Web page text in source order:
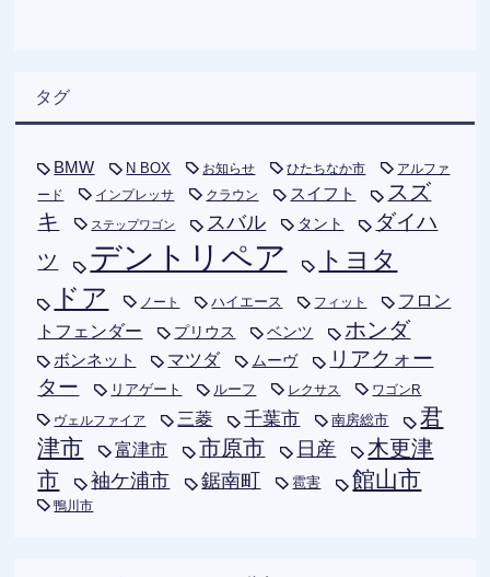
タグ
BMW N BOX お知らせ ひたちなか市
アルファ
ード
インプレッサ クラウン スイフト
スズ
キ
ステップワゴン スバル タント
ダイハ
ツ
デントリペア
トヨタ
ドア
ノート ハイエース フィット
フロン
トフェンダー
プリウス ベンツ ホンダ
ボンネット マツダ ムーヴ
リアクォー
ター
リアゲート ルーフ レクサス ワゴンR
ヴェルファイア 三菱 千葉市 南房総市
君
津市
富津市 市原市 日産
木更津
市
袖ケ浦市 鋸南町 雹害 館山市
鴨川市